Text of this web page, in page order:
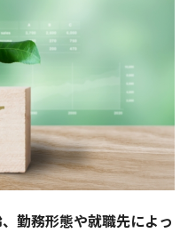
勤務形態や就職先によっ